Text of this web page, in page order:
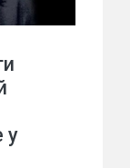
у